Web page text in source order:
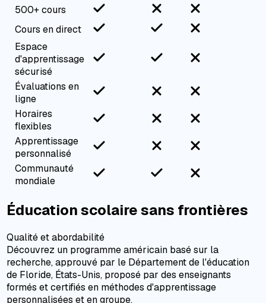
500+ cours
Cours en direct
Espace
d'apprentissage
sécurisé
Évaluations en
ligne
Horaires
flexibles
Apprentissage
personnalisé
Communauté
mondiale
Éducation scolaire sans frontières
Qualité et abordabilité
Découvrez un programme américain basé sur la
recherche, approuvé par le Département de l'éducation
de Floride, États-Unis, proposé par des enseignants
formés et certifiés en méthodes d'apprentissage
personnalisées et en groupe.